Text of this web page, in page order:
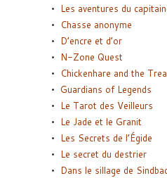
Les aventures du
Chasse anonyme
D’encre et d’or
N-Zone Quest
Chickenhare and the
Guardians of Legends
Le Tarot des Veilleurs
Le Jade et le Granit
Les Secrets de l’Égide
Le secret du destrier
Dans le sillage de